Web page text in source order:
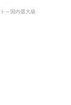
～国内最大級